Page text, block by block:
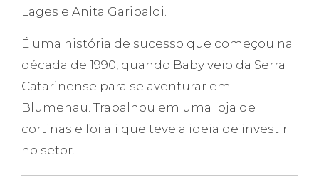
Lages e Anita Garibaldi.
É uma história de sucesso que começou na
década de 1990, quando Baby veio da Serra
Catarinense para se aventurar em
Blumenau. Trabalhou em uma loja de
cortinas e foi ali que teve a ideia de investir
no setor.